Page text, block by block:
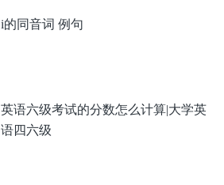
i的同音词 例句
英语六级考试的分数怎么计算|大学英
语四六级